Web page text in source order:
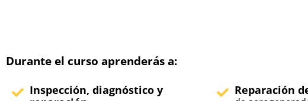
Durante el curso aprenderás a:
Inspección, diagnóstico y
Reparación